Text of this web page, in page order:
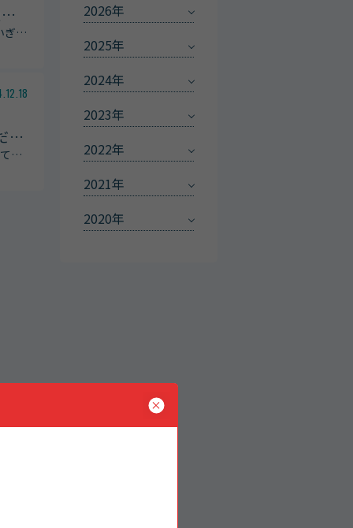
…
ぎ…
…
…
2026年
2025年
2024年
2023年
2022年
2021年
2020年